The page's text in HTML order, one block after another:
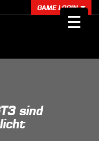
GAME LOGIN
sind